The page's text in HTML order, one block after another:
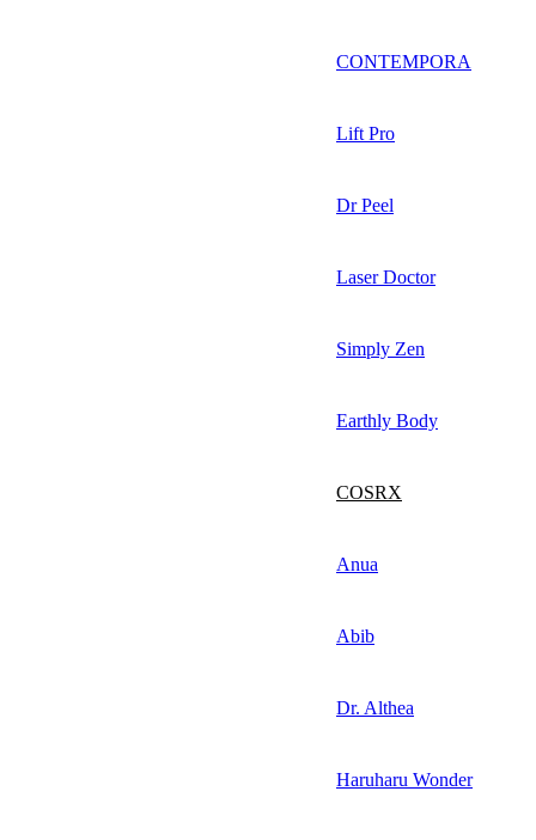
CONTEMPORA
Lift Pro
Dr Peel
Laser Doctor
Simply Zen
Earthly Body
COSRX
Anua
Abib
Dr. Althea
Haruharu Wonder